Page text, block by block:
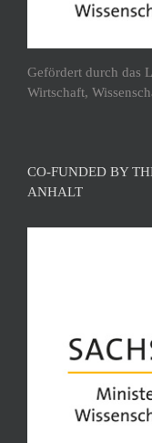
Gefördert durch das
Wirtschaft,
CO-FUNDED BY
ANHALT